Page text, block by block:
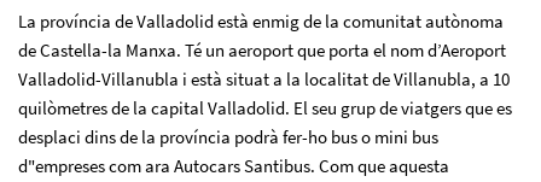
La província de Valladolid està enmig de la comunitat autònoma
de Castella-la Manxa. Té un aeroport que porta el nom d’Aeroport
Valladolid-Villanubla i està situat a la localitat de Villanubla, a 10
quilòmetres de la capital Valladolid. El seu grup de viatgers que es
desplaci dins de la província podrà fer-ho bus o mini bus
d"empreses com ara Autocars Santibus. Com que aquesta